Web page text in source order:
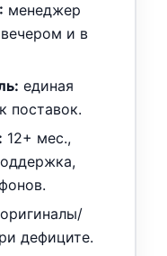
менеджер
и в
единая
поставок.
12+ мес.,
оригиналы/
дефиците.